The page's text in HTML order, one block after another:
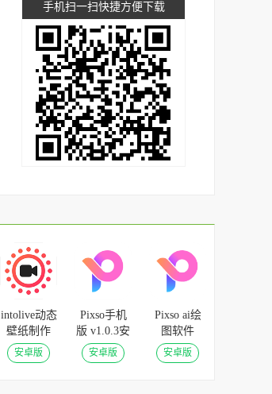
手机扫一扫快捷方便下载
intolive动态
壁纸制作
app v1.44安
卓版
安卓版
Pixso手机
版 v1.0.3安
卓版
安卓版
Pixso ai绘
图软件
v1.0.3安卓
版
安卓版